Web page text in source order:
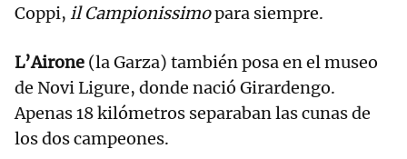
Coppi, il Campionissimopara siempre.
L’Airone (la Garza) también posa en el museo
de Novi Ligure, donde nació Girardengo.
Apenas 18 kilómetros separaban las cunas de
los dos campeones.